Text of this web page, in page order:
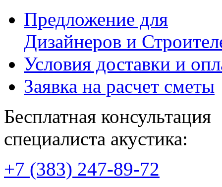
Предложение для
Дизайнеров и
Условия доставки и
Заявка на расчет сметы
Бесплатная консультация
специалиста акустика:
+7 (383) 247-89-72